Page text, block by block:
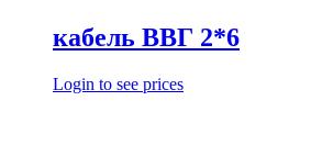
кабель ВВГ 2*6
Login to see prices